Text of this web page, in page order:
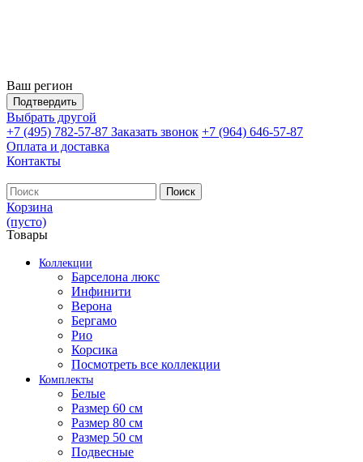
Ваш регион
Подтвердить
Выбрать другой
+7 (495) 782-57-87 Заказать звонок +7 (964) 646-57-87
Оплата и доставка
Контакты
Поиск
Корзина
(пусто)
Товары
Коллекции
Барселона люкс
Инфинити
Верона
Бергамо
Рио
Корсика
Посмотреть все коллекции
Комплекты
Белые
Размер 60 см
Размер 80 см
Размер 50 см
Подвесные